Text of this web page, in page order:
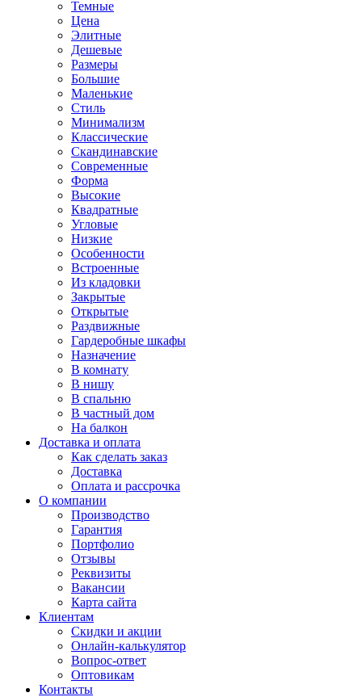
Темные
Цена
Элитные
Дешевые
Размеры
Большие
Маленькие
Стиль
Минимализм
Классические
Скандинавские
Современные
Форма
Высокие
Квадратные
Угловые
Низкие
Особенности
Встроенные
Из кладовки
Закрытые
Открытые
Раздвижные
Гардеробные шкафы
Назначение
В комнату
В нишу
В спальню
В частный дом
На балкон
Доставка и оплата
Как сделать заказ
Доставка
Оплата и рассрочка
О компании
Производство
Гарантия
Портфолио
Отзывы
Реквизиты
Вакансии
Карта сайта
Клиентам
Скидки и акции
Онлайн-калькулятор
Вопрос-ответ
Оптовикам
Контакты